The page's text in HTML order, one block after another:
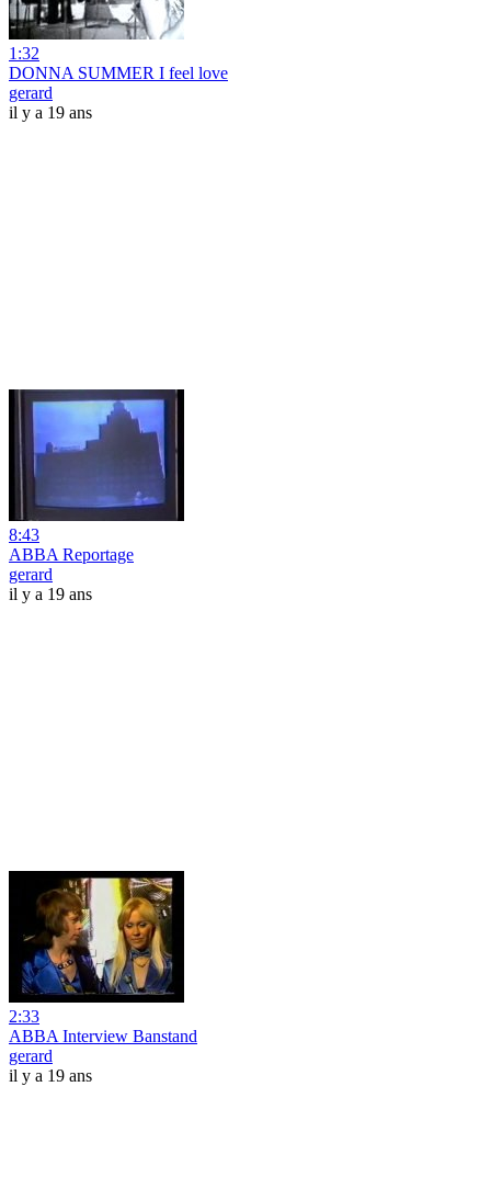
1:32
DONNA SUMMER I feel love
gerard
il y a 19 ans
8:43
ABBA Reportage
gerard
il y a 19 ans
2:33
ABBA Interview Banstand
gerard
il y a 19 ans